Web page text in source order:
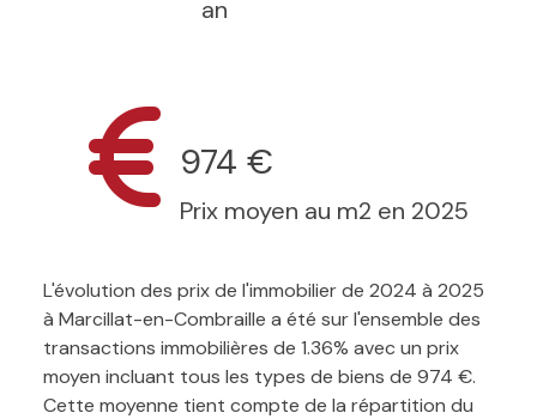
an
974 €
Prix moyen au m2 en 2025
L'évolution des prix de l'immobilier de 2024 à 2025
à Marcillat-en-Combraille a été sur l'ensemble des
transactions immobilières de 1.36% avec un prix
moyen incluant tous les types de biens de 974 €.
Cette moyenne tient compte de la répartition du